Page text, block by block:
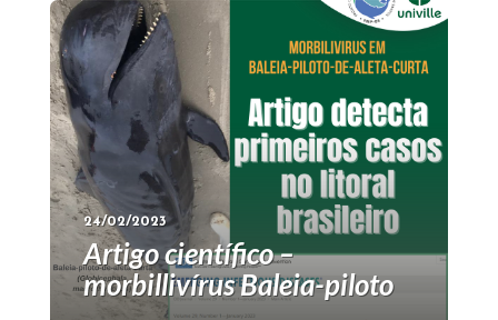
24/02/2023
Artigo científico –
morbillivírus Baleia-piloto